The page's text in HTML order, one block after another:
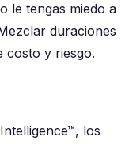
le tengas miedo a
duraciones
costo y riesgo.
los